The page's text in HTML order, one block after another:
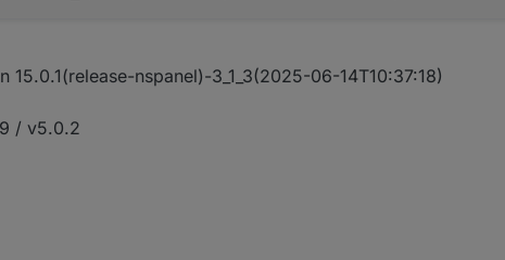
15.0.1(release-nspanel)-3_1_3(2025-06-14T10:37:18)
/ v5.0.2